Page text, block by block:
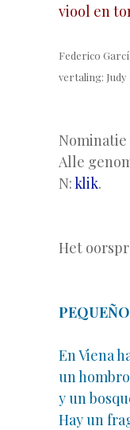
viool en
Federico
vertaling: Judy
Nominatie
Alle
N:klik.
Het
En Viena
un
y un
Hay un